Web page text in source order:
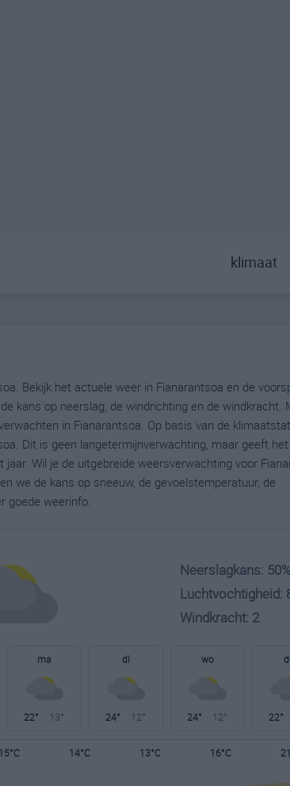
klimaat
Bekijk het actuele weer in Fianarantsoa en de
kans op neerslag, de windrichting en de windkracht.
in Fianarantsoa. Op basis van de
Dit is geen langetermijnverwachting, maar geeft het
Wil je de uitgebreide weersverwachting voor
we de kans op sneeuw, de gevoelstemperatuur, de
goede weerinfo.
Neerslagkans: 50%
Luchtvochtigheid:
Windkracht: 2
ma
22° 13°
di
24° 12°
wo
24° 12° 22°
15°C 14°C 13°C 16°C